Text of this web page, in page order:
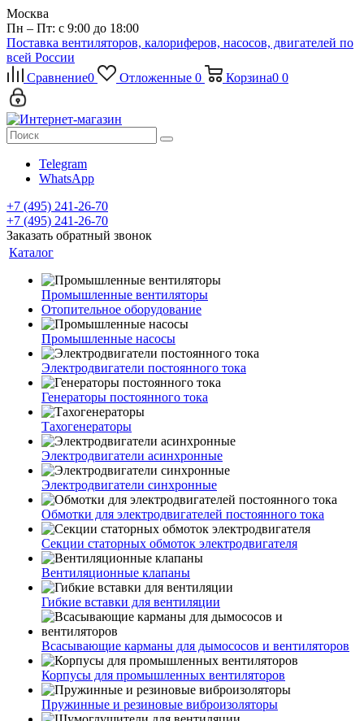
Москва
Пн – Пт: с 9:00 до 18:00
Поставка вентиляторов, калориферов, насосов, двигателей по
всей России
Сравнение0 Отложенные 0 Корзина0 0
Telegram
WhatsApp
+7 (495) 241-26-70
+7 (495) 241-26-70
Заказать обратный звонок
Каталог
Промышленные вентиляторы
Отопительное оборудование
Промышленные насосы
Электродвигатели постоянного тока
Генераторы постоянного тока
Тахогенераторы
Электродвигатели асинхронные
Электродвигатели синхронные
Обмотки для электродвигателей постоянного тока
Секции статорных обмоток электродвигателя
Вентиляционные клапаны
Гибкие вставки для вентиляции
Всасывающие карманы для дымососов и вентиляторов
Корпусы для промышленных вентиляторов
Пружинные и резиновые виброизоляторы